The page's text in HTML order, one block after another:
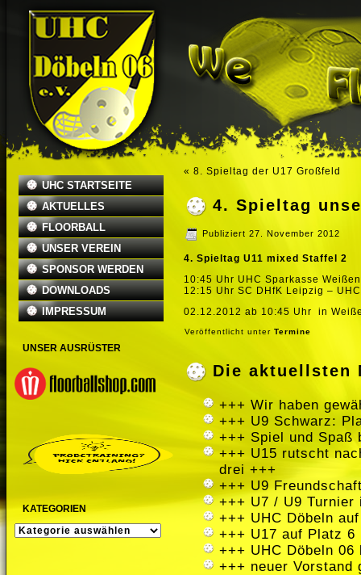
UHC STARTSEITE
AKTUELLES
FLOORBALL
UNSER VEREIN
SPONSOR WERDEN
DOWNLOADS
IMPRESSUM
UNSER AUSRÜSTER
KATEGORIEN
KATEGORIEN
« 8. Spieltag der U17 Großfeld
4. Spieltag
Publiziert 27. November 2012
4. Spieltag U11 mixed Staffel 2
10:45 Uhr UHC Sparkasse
12:15 Uhr SC DHfK Leipzig –
02.12.2012 ab 10:45 Uhr in
Veröffentlicht unter Termine
Die aktuellsten
+++ Wir haben
+++ U9 Schwarz:
+++ Spiel und Spaß
+++ U15 rutscht
drei +++
+++ U9
+++ U7 / U9 Turnier
+++ UHC Döbeln
+++ U17 auf Platz
+++ UHC Döbeln
+++ neuer Vorstand